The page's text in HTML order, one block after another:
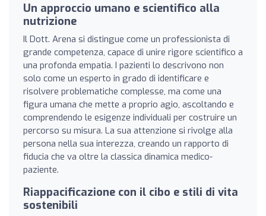
Un approccio umano e scientifico alla
nutrizione
Il Dott. Arena si distingue come un professionista di
grande competenza, capace di unire rigore scientifico a
una profonda empatia. I pazienti lo descrivono non
solo come un esperto in grado di identificare e
risolvere problematiche complesse, ma come una
figura umana che mette a proprio agio, ascoltando e
comprendendo le esigenze individuali per costruire un
percorso su misura. La sua attenzione si rivolge alla
persona nella sua interezza, creando un rapporto di
fiducia che va oltre la classica dinamica medico-
paziente.
Riappacificazione con il cibo e stili di vita
sostenibili